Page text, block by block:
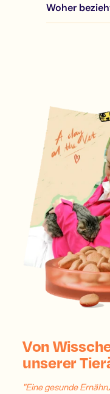
Woher
Von
unserer
"Eine gesunde